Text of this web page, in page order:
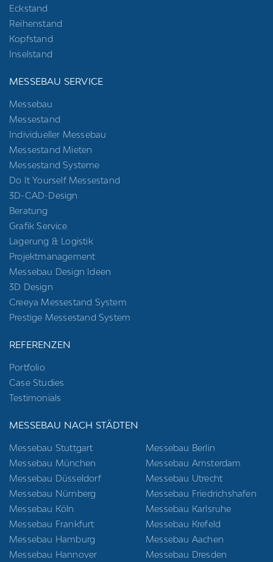
Eckstand
Reihenstand
Kopfstand
Inselstand
MESSEBAU SERVICE
Messebau
Messestand
Individueller Messebau
Messestand Mieten
Messestand Systeme
Do It Yourself Messestand
3D-CAD-Design
Beratung
Grafik Service
Lagerung & Logistik
Projektmanagement
Messebau Design Ideen
3D Design
Creeya Messestand System
Prestige Messestand System
REFERENZEN
Portfolio
Case Studies
Testimonials
MESSEBAU NACH STÄDTEN
Messebau Stuttgart
Messebau München
Messebau Düsseldorf
Messebau Nürnberg
Messebau Köln
Messebau Frankfurt
Messebau Hamburg
Messebau Hannover
Messebau Berlin
Messebau Amsterdam
Messebau Utrecht
Messebau Friedrichshafen
Messebau Karlsruhe
Messebau Krefeld
Messebau Aachen
Messebau Dresden